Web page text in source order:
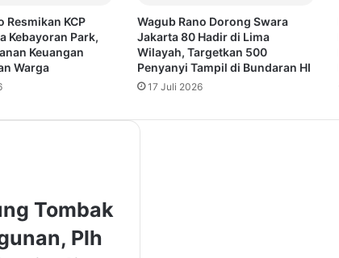
Resmikan KCP
Kebayoran Park,
Keuangan
Warga
Wagub Rano Dorong Swara
Jakarta 80 Hadir di Lima
Wilayah, Targetkan 500
Penyanyi Tampil di Bundaran HI
17 Juli 2026